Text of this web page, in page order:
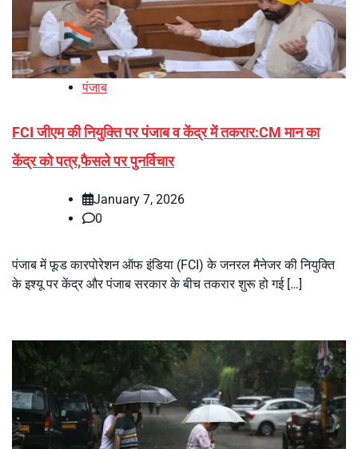
पंजाब
FCI जीएम की नियुक्ति पर पंजाब व केंद्र में तकरार:CM मान का
केंद्र को पत्र,फैसले पर पुनर्विचार
January 7, 2026
0
पंजाब में फूड कारपोरेशन ऑफ इंडिया (FCI) के जनरल मैनेजर की नियुक्ति
के इश्यू पर केंद्र और पंजाब सरकार के बीच तकरार शुरू हो गई […]